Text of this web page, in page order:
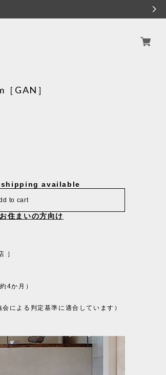
GAN］
available
to cart
住まいの方向け
］
4か月）
による判定基準に適合しています）